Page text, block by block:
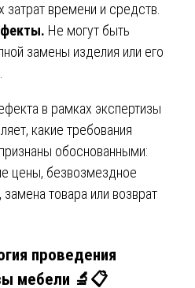
времени и средств.
Не могут быть
замены изделия или его
в рамках экспертизы
какие требования
обоснованными:
цены, безвозмездное
товара или возврат
проведения
мебели 🔬📋